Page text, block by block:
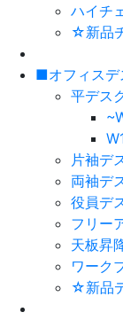
ハイチ
☆新品
■オフィスデ
平デス
片袖デ
両袖デ
役員デ
フリー
天板昇
ワーク
☆新品